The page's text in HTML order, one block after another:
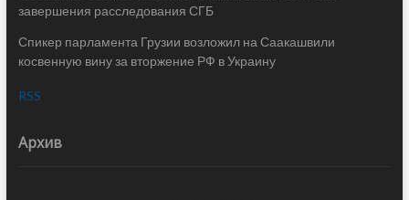
завершения расследования СГБ
Спикер парламента Грузии возложил на Саакашвили
косвенную вину за вторжение РФ в Украину
RSS
Архив